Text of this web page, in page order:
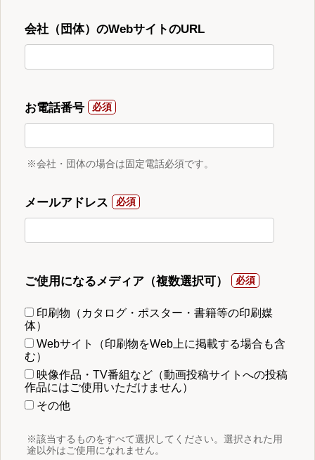
会社（団体）のWebサイトのURL
お電話番号
※会社・団体の場合は固定電話必須です。
メールアドレス
ご使用になるメディア（複数選択可）
印刷物（カタログ・ポスター・書籍等の印刷媒
体）
Webサイト（印刷物をWeb上に掲載する場合も含
む）
映像作品・TV番組など（動画投稿サイトへの投稿
作品にはご使用いただけません）
その他
※該当するものをすべて選択してください。選択された用
途以外はご使用になれません。